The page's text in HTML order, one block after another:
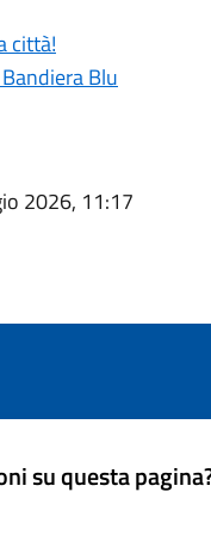
città!
Blu
2026, 11:17
su questa